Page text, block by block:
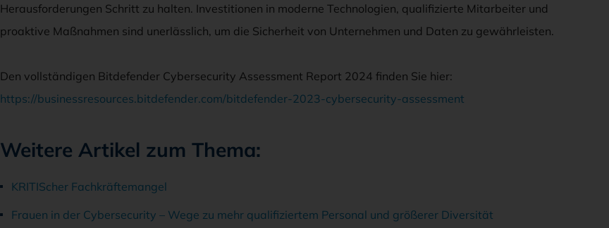
Herausforderungen Schritt zu halten. Investitionen in moderne Technologien, qualifizierte Mitarbeiter und
proaktive Maßnahmen sind unerlässlich, um die Sicherheit von Unternehmen und Daten zu gewährleisten.
Den vollständigen Bitdefender Cybersecurity Assessment Report 2024 finden Sie hier:
https://businessresources.bitdefender.com/bitdefender-2023-cybersecurity-assessment
Wei­te­re Ar­ti­kel zum The­ma:
KRI­TI­Scher Fach­kräf­te­man­gel
Frau­en in der Cy­ber­se­cu­ri­ty – Wege zu mehr qua­li­fi­zier­tem Per­so­nal und grö­ße­rer Di­ver­si­tät